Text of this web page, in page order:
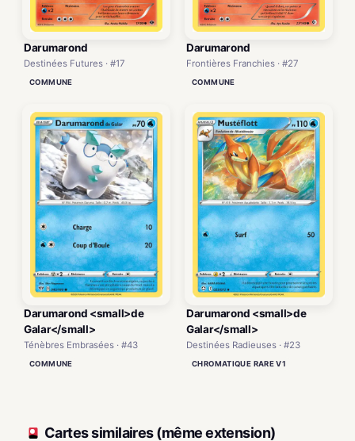
Darumarond
Destinées Futures · #17
COMMUNE
Darumarond
Frontières Franchies · #27
COMMUNE
Darumarond <small>de
Galar</small>
Ténèbres Embrasées · #43
COMMUNE
Darumarond <small>de
Galar</small>
Destinées Radieuses · #23
CHROMATIQUE RARE V1
Cartes similaires (même extension)